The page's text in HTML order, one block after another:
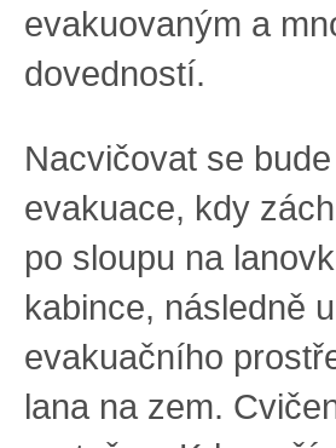
evakuovaným a
dovedností.
Nacvičovat se
evakuace, kdy
po sloupu na
kabince, následně
evakuačního
lana na zem.